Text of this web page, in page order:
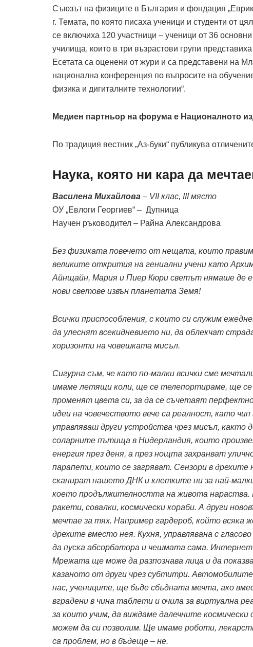
Съюзът на физиците в България и фондация
г. Темата, по която писаха ученици и студенти от
се включиха 120 участници – ученици от 36
училища, които в три възрастови групи
Есетата са оценени от жури и са представени на
национална конференция по въпросите на
физика и дигиталните технологии“.
Медиен партньор на форума е Националното
По традиция вестник „Аз-буки“ публикува
Наука, която ни кара да
Василена Михайлова – VII клас, III място
ОУ „Евлоги Георгиев“ – Дупница
Научен ръководител – Райна Александрова
Без физиката повечето от нещата, които
великите открития на гениални учени като
Айнщайн, Мария и Пиер Кюри светът нямаше де
нови светове извън планетата Земя!
Всички приспособления, с които си служим
да улеснят всекидневието ни, да облекчат
хоризонти на човешката мисъл.
Сигурна съм, че като по-малки всички сме
имаме летящи коли, ще се телепортираме, ще се
променят цвета си, за да се съчетаят
идеи на човечеството вече са реалност, като
управляваш други устройства чрез мисъл, както
соларните пътища в Нидерландия, които
енергия през деня, а през нощта захранват
парапети, които се загряват. Сензори в
сканират нашето ДНК и клетките ни за най-
което продължителността на живота нараства.
ракети, совалки, космически кораби. А други
мечтае за тях. Например гардероб, който всяка
дрехите вместо нея. Кухня, управлявана с
да пуска абсорбатора и чешмата сама.
Мрежата ще може да разпознава лица и да
казаното от други чрез субтитри.
нас, учениците, ще бъде сбъдната мечта, ако
вградени в чина таблети и очила за виртуална
за които учим, да виждаме далечните
можем да си позволим. Ще имаме роботи,
са проблем, но в бъдеще – не.